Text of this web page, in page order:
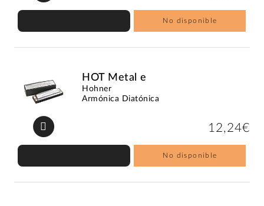
No disponible
HOT Metal e
Hohner
Armónica Diatónica
12,24€
No disponible